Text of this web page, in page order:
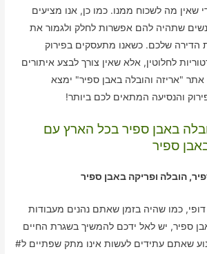
שאין מה לשכוח ממנו. כמו כן, אנו מציעים
שתהיה להם אפשרות לחלק ולגמור את
שלכם. כשאנו מתעסקים בפירוק
לחלוטין, אלא שאין צורך לבצע איתורים
"אריזה והובלה באבן ספיר" ימצא
והנסיעה המתאים לכם ביותר!
באבן ספיר בכל הארץ עם
ספיר
הובלה ופריקה באבן ספיר
כמו שהיה בזמן שאתם נהנים מעבודות
אבן ספיר, יש לאל ידכם להמשיך בשגרת החיים
שאתם עתידים לעשות אינו מתק שפתיים ל#